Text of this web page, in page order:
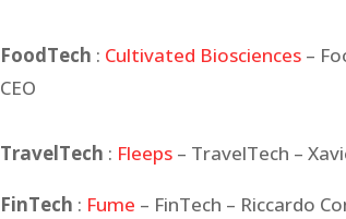
FoodTech : Cultivated Biosciences –
CEO
TravelTech : Fleeps – TravelTech –
FinTech : Fume – FinTech – Riccardo